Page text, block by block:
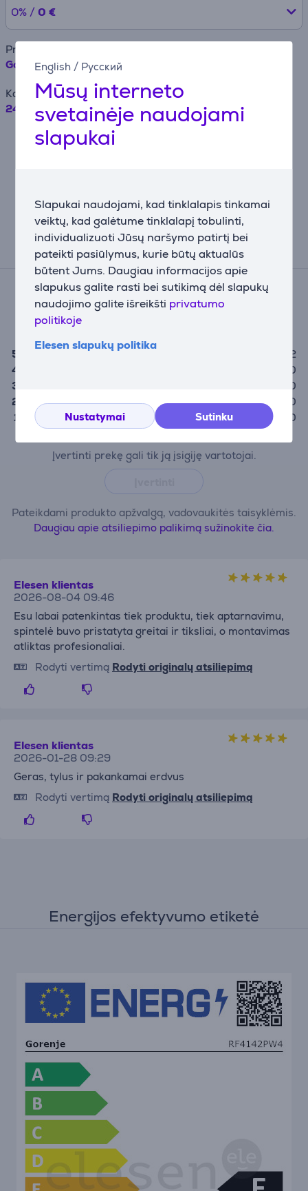
English / Русский
Mūsų interneto
svetainėje naudojami
slapukai
Slapukai naudojami, kad tinklalapis tinkamai
veiktų, kad galėtume tinklalapį tobulinti,
individualizuoti Jūsų naršymo patirtį bei
pateikti pasiūlymus, kurie būtų aktualūs
būtent Jums. Daugiau informacijos apie
slapukus galite rasti bei sutikimą dėl slapukų
naudojimo galite išreikšti privatumo
politikoje
Elesen slapukų politika
Nustatymai Sutinku
0% / 0 €
Prekės pavadinimas
Gorenje, 206 L, aukštis 144 cm, baltas - Šaldytuvas
Kaina
249.99 €
Pavyzdžiui, skolinantis 500EUR, kai
sutartis sudaroma 24 mėn. terminui,
bendra mokėtina suma – 710.09 EUR,
mėnesio įmoka – 29.59 EUR.
Atsiliepimai
Įvertinimas
(2)
5
2
4
0
3
0
2
0
1
0
Įvertinti prekę gali tik ją įsigiję vartotojai.
Pateikdami produkto apžvalgą, vadovaukitės taisyklėmis.
Daugiau apie atsiliepimo palikimą sužinokite čia.
Elesen klientas
2026-08-04 09:46
Esu labai patenkintas tiek produktu, tiek aptarnavimu,
spintelė buvo pristatyta greitai ir tiksliai, o montavimas
atliktas profesionaliai.
Rodyti vertimą Rodyti originalų atsiliepimą
Elesen klientas
2026-01-28 09:29
Geras, tylus ir pakankamai erdvus
Rodyti vertimą Rodyti originalų atsiliepimą
Energijos efektyvumo etiketė